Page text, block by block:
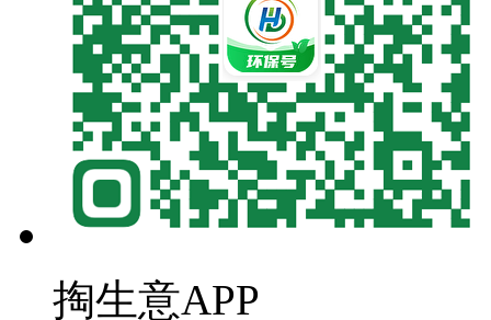
掏生意APP